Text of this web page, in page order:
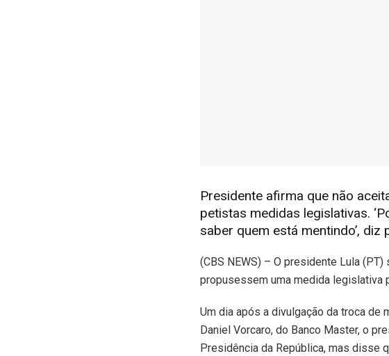
Presidente afirma que não
petistas medidas legislativas.
saber quem está mentindo’, diz
(CBS NEWS) – O presidente Lula
propusessem uma medida legislativa
Um dia após a divulgação da troca de
Daniel Vorcaro, do Banco Master, o
Presidência da República, mas disse